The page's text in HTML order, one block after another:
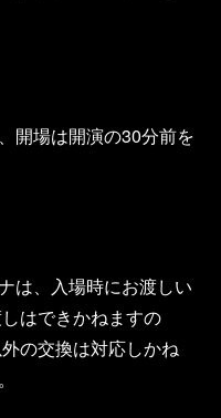
開場は開演の30分前を
は、入場時にお渡しい
はできかねますの
の交換は対応しかね